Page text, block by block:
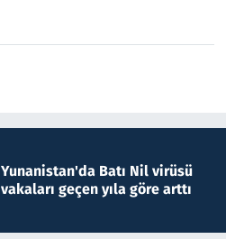
Yunanistan'da Batı Nil virüsü
vakaları geçen yıla göre arttı